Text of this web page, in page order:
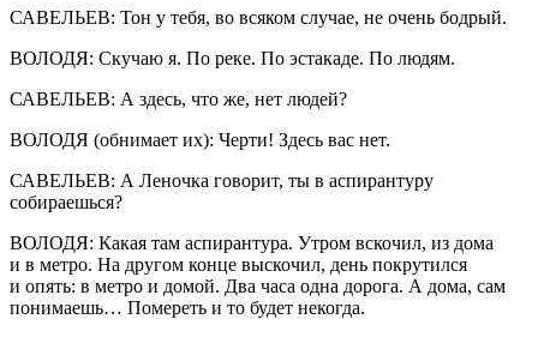
САВЕЛЬЕВ: Тон у тебя, во всяком случае, не очень бодрый.
ВОЛОДЯ: Скучаю я. По реке. По эстакаде. По людям.
САВЕЛЬЕВ: А здесь, что же, нет людей?
ВОЛОДЯ (обнимает их): Черти! Здесь вас нет.
САВЕЛЬЕВ: А Леночка говорит, ты в аспирантуру
собираешься?
ВОЛОДЯ: Какая там аспирантура. Утром вскочил, из дома
и в метро. На другом конце выскочил, день покрутился
и опять: в метро и домой. Два часа одна дорога. А дома, сам
понимаешь… Помереть и то будет некогда.